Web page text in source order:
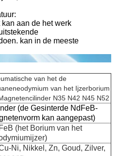
aan de het werk
kan in de meeste
van het de
van het Ijzerborium
N35 N42 N45 N52
(de Gesinterde NdFeB-
kan aangepast)
(het Borium van het
Ni, Nikkel, Zn, Goud, Zilver,